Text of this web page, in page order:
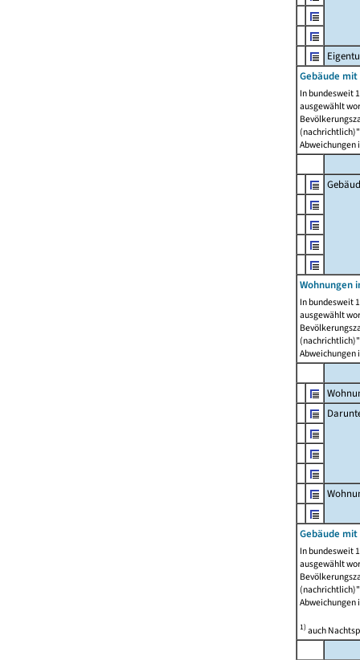
Gebäude
In bundesweit
ausgewählt
Abweichungen
Wohnungen
In bundesweit
ausgewählt
Abweichungen
Gebäude
In bundesweit
ausgewählt
Abweichungen
1)auch